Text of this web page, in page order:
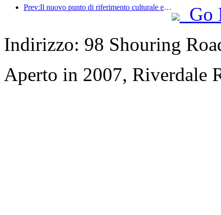
Prev:Il nuovo punto di riferimento culturale e turistico nel subcentro di Pechino, Pinnacle Park, verrà inaugurato ufficialmente quest'anno.
Go
Indirizzo: 98 Shouring
Aperto in 2007, Riverdale